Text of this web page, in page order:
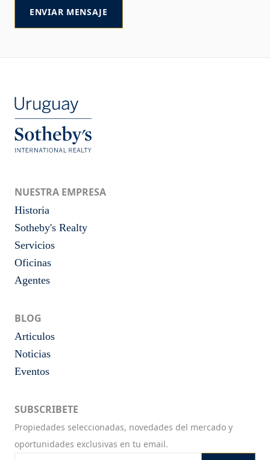
ENVIAR MENSAJE
NUESTRA EMPRESA
Historia
Sotheby's Realty
Servicios
Oficinas
Agentes
BLOG
Articulos
Noticias
Eventos
SUBSCRIBETE
Propiedades seleccionadas, novedades del mercado y
oportunidades exclusivas en tu email.